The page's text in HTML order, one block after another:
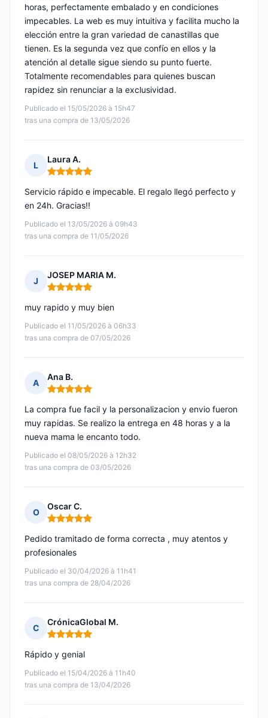
Publicado el 15/05/2026 à 15h47
tras una compra de 13/05/2026
horas, perfectamente embalado y en condiciones
impecables. La web es muy intuitiva y facilita mucho la
elección entre la gran variedad de canastillas que
tienen. Es la segunda vez que confío en ellos y la
atención al detalle sigue siendo su punto fuerte.
Totalmente recomendables para quienes buscan
rapidez sin renunciar a la exclusividad.
L
Laura A.
Nota: 5 de 5
Publicado el 13/05/2026 à 09h43
tras una compra de 11/05/2026
Servicio rápido e impecable. El regalo llegó perfecto y
en 24h. Gracias!!
J
JOSEP MARIA M.
Nota: 5 de 5
Publicado el 11/05/2026 à 06h33
tras una compra de 07/05/2026
muy rapido y muy bien
A
Ana B.
Nota: 5 de 5
Publicado el 08/05/2026 à 12h32
tras una compra de 03/05/2026
La compra fue facil y la personalizacion y envio fueron
muy rapidas. Se realizo la entrega en 48 horas y a la
nueva mama le encanto todo.
O
Oscar C.
Nota: 5 de 5
Publicado el 30/04/2026 à 11h41
tras una compra de 28/04/2026
Pedido tramitado de forma correcta , muy atentos y
profesionales
C
CrónicaGlobal M.
Nota: 5 de 5
Publicado el 15/04/2026 à 11h40
tras una compra de 13/04/2026
Rápido y genial